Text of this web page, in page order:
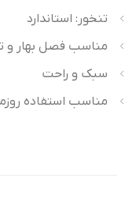
تنخور: استاندارد
مناسب فصل بهار و
سبک و راحت
مناسب استفاده